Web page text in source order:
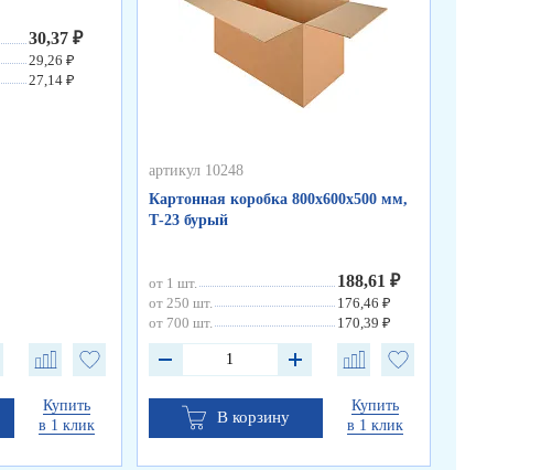
30,37 ₽
29,26 ₽
27,14 ₽
Купить
в 1 клик
артикул 10248
Картонная коробка 800х600х500 мм,
Т-23 бурый
от 1 шт. 188,61 ₽
от 250 шт.
176,46 ₽
от 700 шт.
170,39 ₽
В корзину
Купить
в 1 клик